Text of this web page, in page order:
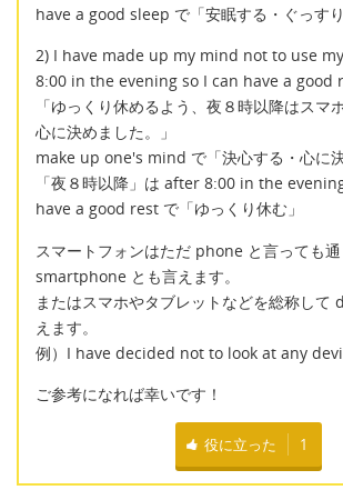
have a good sleep で「安眠する・ぐっすり
2) I have made up my mind not to use
8:00 in the evening so I can have a good
「ゆっくり休めるよう、夜８時以降はスマ
心に決めました。」
make up one's mind で「決心する・心に決
「夜８時以降」は after 8:00 in the
have a good rest で「ゆっくり休む」
スマートフォンはただ phone と言っても通
smartphone とも言えます。
またはスマホやタブレットなどを総称して
えます。
例）I have decided not to look at any
ご参考になれば幸いです！
役に立った 1